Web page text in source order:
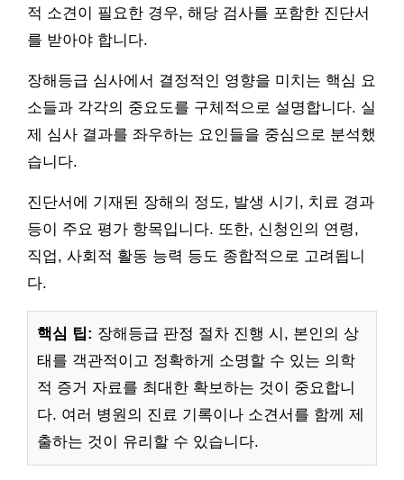
적 소견이 필요한 경우, 해당 검사를 포함한 진단서
를 받아야 합니다.
장해등급 심사에서 결정적인 영향을 미치는 핵심 요
소들과 각각의 중요도를 구체적으로 설명합니다. 실
제 심사 결과를 좌우하는 요인들을 중심으로 분석했
습니다.
진단서에 기재된 장해의 정도, 발생 시기, 치료 경과
등이 주요 평가 항목입니다. 또한, 신청인의 연령,
직업, 사회적 활동 능력 등도 종합적으로 고려됩니
다.
핵심 팁: 장해등급 판정 절차 진행 시, 본인의 상
태를 객관적이고 정확하게 소명할 수 있는 의학
적 증거 자료를 최대한 확보하는 것이 중요합니
다. 여러 병원의 진료 기록이나 소견서를 함께 제
출하는 것이 유리할 수 있습니다.